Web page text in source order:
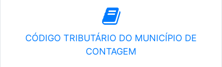
CÓDIGO TRIBUTÁRIO DO MUNICÍPIO DE
CONTAGEM